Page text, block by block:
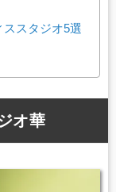
スタジオ5選
オ華